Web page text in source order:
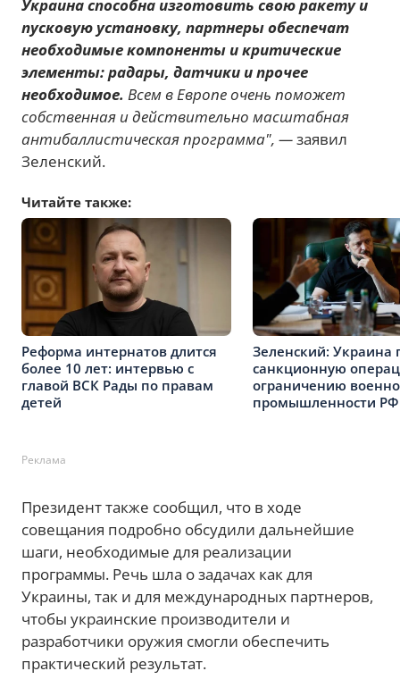
Украина способна изготовить свою ракету и
пусковую установку, партнеры обеспечат
необходимые компоненты и критические
элементы: радары, датчики и прочее
необходимое. Всем в Европе очень поможет
собственная и действительно масштабная
антибаллистическая программа", —заявил
Зеленский.
Читайте также:
Реформа интернатов длится
более 10 лет: интервью с
главой ВСК Рады по правам
детей
Зеленский: Украина
санкционную
ограничению
промышленности РФ
Реклама
Президент также сообщил, что в ходе
совещания подробно обсудили дальнейшие
шаги, необходимые для реализации
программы. Речь шла о задачах как для
Украины, так и для международных партнеров,
чтобы украинские производители и
разработчики оружия смогли обеспечить
практический результат.